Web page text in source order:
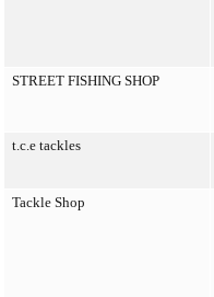
STREET FISHING SHOP
t.c.e tackles
Tackle Shop